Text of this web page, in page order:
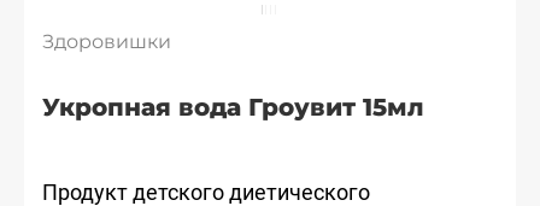
Здоровишки
Укропная вода Гроувит 15мл
Продукт детского диетического